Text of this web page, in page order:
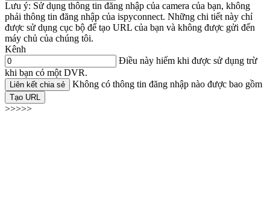
Lưu ý: Sử dụng thông tin đăng nhập của camera của bạn, không
phải thông tin đăng nhập của ispyconnect. Những chi tiết này chỉ
được sử dụng cục bộ để tạo URL của bạn và không được gửi đến
máy chủ của chúng tôi.
Kênh
Điều này hiếm khi được sử dụng trừ
khi bạn có một DVR.
Liên kết chia sẻ Không có thông tin đăng nhập nào được bao gồm
Tạo URL
>>>>>